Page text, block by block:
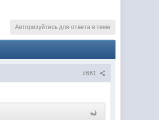
Авторизуйтесь для ответа в теме
#661